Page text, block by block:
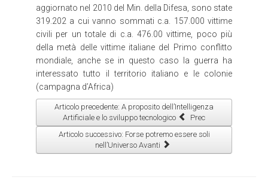
aggiornato nel 2010 del Min. della Difesa, sono state
319.202 a cui vanno sommati c.a. 157.000 vittime
civili per un totale di c.a. 476.00 vittime, poco più
della metà delle vittime italiane del Primo conflitto
mondiale, anche se in questo caso la guerra ha
interessato tutto il territorio italiano e le colonie
(campagna d’Africa)
Articolo precedente: A proposito dell’Intelligenza
Artificiale e lo sviluppo tecnologico
Prec
Articolo successivo: Forse potremo essere soli
nell’UniversoAvanti